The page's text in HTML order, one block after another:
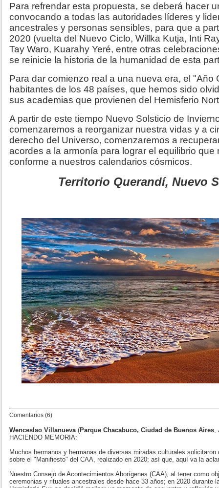
Para refrendar esta propuesta, se deberá hacer
convocando a todas las autoridades líderes y
ancestrales y personas sensibles, para que a
2020 (vuelta del Nuevo Ciclo, Willka Kutja, Inti
Tay Waro, Kuarahy Yeré, entre otras
se reinicie la historia de la humanidad de esta
Para dar comienzo real a una nueva era, el "Año
habitantes de los 48 países, que hemos sido
sus academias que provienen del Hemisferio
A partir de este tiempo Nuevo Solsticio de
comenzaremos a reorganizar nuestra vidas y a
derecho del Universo, comenzaremos a
acordes a la armonía para lograr el equilibrio que
conforme a nuestros calendarios cósmicos.
Territorio Querandí, Nuevo
Comentarios (6)
Wenceslao Villanueva (Parque Chacabuco, Ciudad de Buenos Aires
HACIENDO MEMORIA:
Muchos hermanos y hermanas de diversas miradas culturales
sobre el "Manifiesto" del CAA, realizado en 2020; así que, aquí va la
Nuestro Consejo de Acontecimientos Aborígenes (CAA), al tener como
ceremonias y rituales ancestrales desde hace 33 años; en 2020 durante